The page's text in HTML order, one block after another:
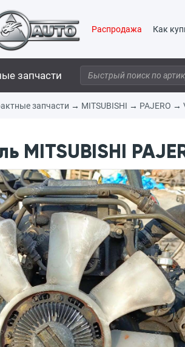
Распродажа Как
запчасти
запчасти → MITSUBISHI → PAJERO →
MITSUBISHI